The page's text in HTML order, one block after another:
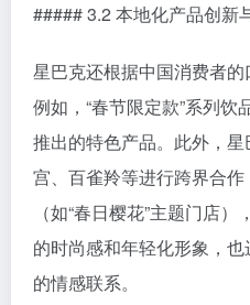
##### 3.2 本地化产品创新
星巴克还根据中国消费者的
例如，“春节限定款”系列
推出的特色产品。此外，
宫、百雀羚等进行跨界合
（如“春日樱花”主题门店
的时尚感和年轻化形象，
的情感联系。